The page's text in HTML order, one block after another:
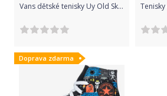
Vans dětské tenisky Uy Old Skool Black/True White VN000W9T6BT 27 černá
Doprava zdarma